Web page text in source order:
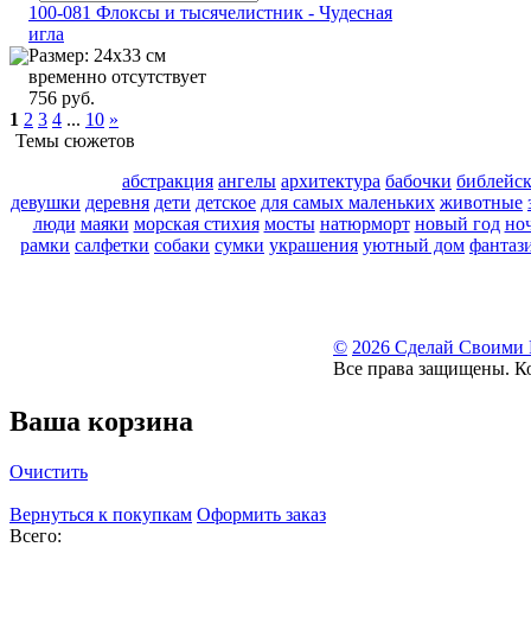
100-081 Флоксы и тысячелистник - Чудесная
игла
Размер: 24х33 см
временно отсутствует
756 руб.
1 2 3 4 ... 10 »
Темы сюжетов
абстракция ангелы архитектура бабочки
девушки деревня дети детское для самых маленьких животные
люди маяки морская стихия мосты натюрморт новый год
рамки салфетки собаки сумки украшения уютный дом
© 2026 Сделай Своими
Все права защищены.
Ваша корзина
Очистить
Вернуться к покупкам Оформить заказ
Всего: